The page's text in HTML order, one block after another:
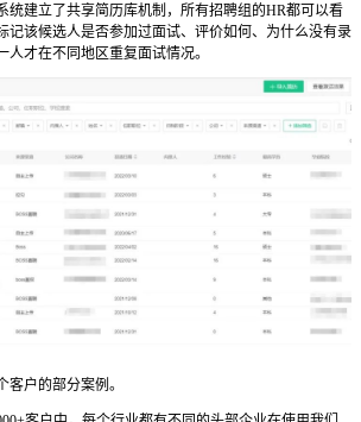
统建立了共享简历库机制，所有招聘组的HR都可以看
记该候选人是否参加过面试、评价如何、为什么没有录
人才在不同地区重复面试情况。
客户的部分案例。